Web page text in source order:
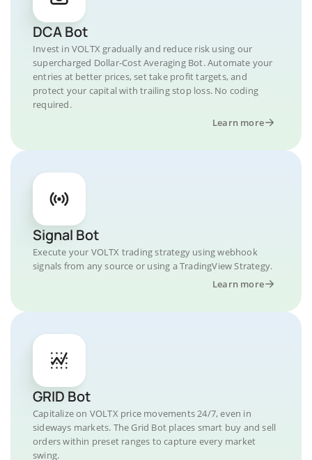
DCA Bot
Invest in VOLTX gradually and reduce risk using our
supercharged Dollar-Cost Averaging Bot. Automate your
entries at better prices, set take profit targets, and
protect your capital with trailing stop loss. No coding
required.
Learn more
Signal Bot
Execute your VOLTX trading strategy using webhook
signals from any source or using a TradingView Strategy.
Learn more
GRID Bot
Capitalize on VOLTX price movements 24/7, even in
sideways markets. The Grid Bot places smart buy and sell
orders within preset ranges to capture every market
swing.